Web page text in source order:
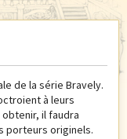
de la série Bravely.
à leurs
il faudra
porteurs originels.